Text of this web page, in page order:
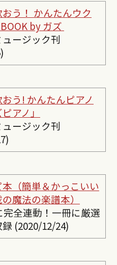
う！ かんたんウク
by ガズ
ージック刊
う! かんたんピアノ
アノ」
ージック刊
（簡単＆かっこいい
魔法の楽譜本）
全連動！一冊に厳選
(2020/12/24)